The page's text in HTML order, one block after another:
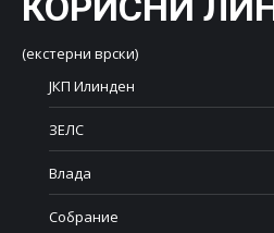
(екстерни врски)
ЈКП Илинден
ЗЕЛС
Влада
Собрание